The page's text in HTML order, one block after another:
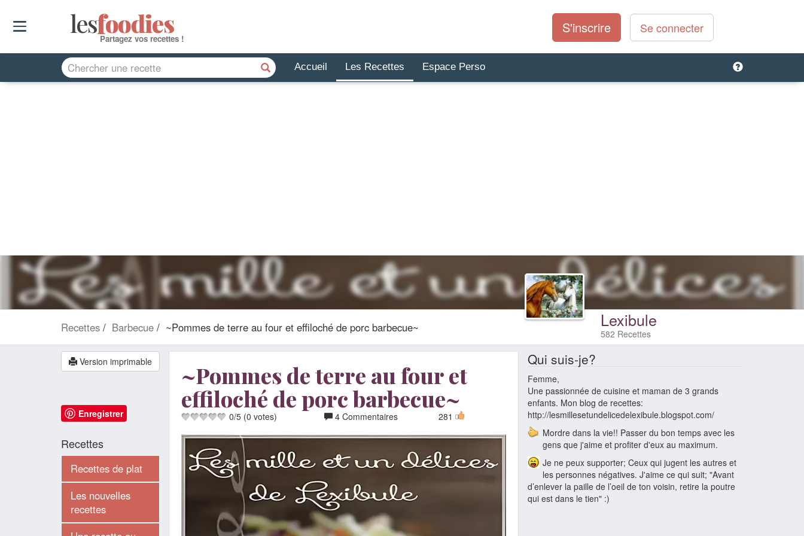
lesfoodies
Partagez vos recettes !
S'inscrire Se connecter
Accueil Les Recettes Espace Perso
Recettes Barbecue ~Pommes de terre au four et effiloché de porc barbecue~ Lexibule
582 Recettes
~Pommes de terre au four et
effiloché de porc barbecue~
0/5 (0 votes) 4 Commentaires 281
Version imprimable
Enregistrer
Recettes
Recettes de plat
Les nouvelles
recettes
Qui suis-je?
Femme,
Une passionnée de cuisine et maman de 3 grands
enfants. Mon blog de recettes:
http://lesmillesetundelicedelexibule.blogspot.com/
Mordre dans la vie!! Passer du bon temps avec les
gens que j'aime et profiter d'eux au maximum.
Je ne peux supporter; Ceux qui jugent les autres et
les personnes négatives. J'aime ce qui suit; "Avant
d’enlever la paille de l’oeil de ton voisin, retire la poutre
qui est dans le tien" :)